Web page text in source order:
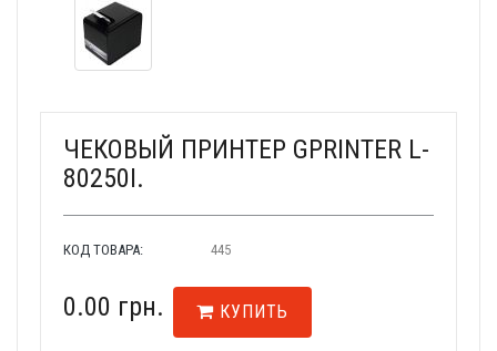
ЧЕКОВЫЙ ПРИНТЕР GPRINTER L-
80250I.
КОД ТОВАРА: 445
0.00 грн. КУПИТЬ